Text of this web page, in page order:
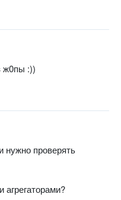
ж0пы :))
нужно проверять
агрегаторами?